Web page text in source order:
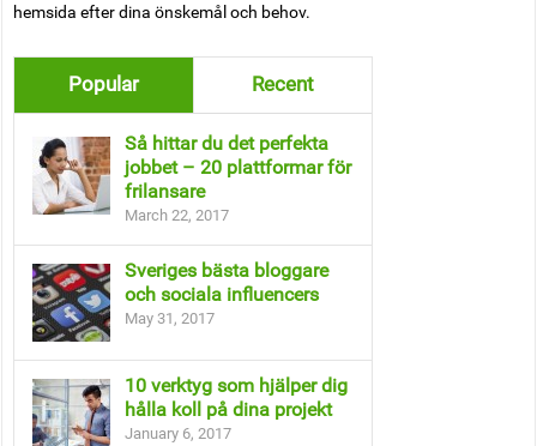
hemsida efter dina önskemål och behov.
Popular Recent
Så hittar du det perfekta
jobbet – 20 plattformar för
frilansare
March 22, 2017
Sveriges bästa bloggare
och sociala influencers
May 31, 2017
10 verktyg som hjälper dig
hålla koll på dina projekt
January 6, 2017